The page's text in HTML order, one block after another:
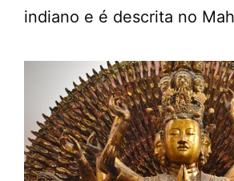
indiano e é descrita no